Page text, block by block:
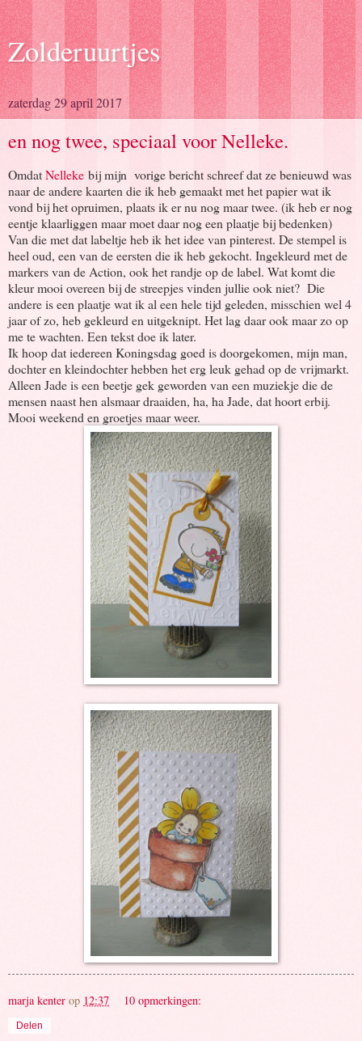
Zolderuurtjes
zaterdag 29 april 2017
en nog twee, speciaal voor Nelleke.
OmdatNelleke bij mijn vorige bericht schreef dat ze benieuwd was
naar de andere kaarten die ik heb gemaakt met het papier wat ik
vond bij het opruimen, plaats ik er nu nog maar twee. (ik heb er nog
eentje klaarliggen maar moet daar nog een plaatje bij bedenken)
Van die met dat labeltje heb ik het idee van pinterest. De stempel is
heel oud, een van de eersten die ik heb gekocht. Ingekleurd met de
markers van de Action, ook het randje op de label. Wat komt die
kleur mooi overeen bij de streepjes vinden jullie ook niet? Die
andere is een plaatje wat ik al een hele tijd geleden, misschien wel 4
jaar of zo, heb gekleurd en uitgeknipt. Het lag daar ook maar zo op
me te wachten. Een tekst doe ik later.
Ik hoop dat iedereen Koningsdag goed is doorgekomen, mijn man,
dochter en kleindochter hebben het erg leuk gehad op de vrijmarkt.
Alleen Jade is een beetje gek geworden van een muziekje die de
mensen naast hen alsmaar draaiden, ha, ha Jade, dat hoort erbij.
Mooi weekend en groetjes maar weer.
marja kenter op 12:37 10 opmerkingen:
Delen